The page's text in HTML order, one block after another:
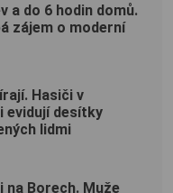
a do 6 hodin domů.
zájem o moderní
Hasiči v
evidují desítky
lidmi
na Borech. Muže